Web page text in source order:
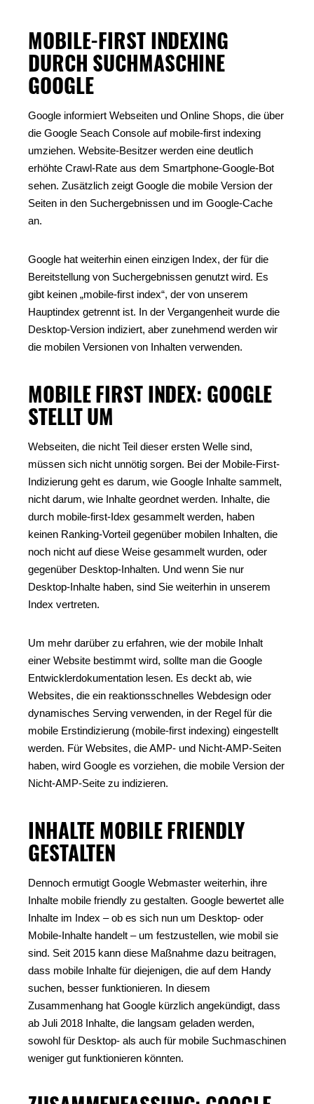
MOBILE-FIRST INDEXING
DURCH SUCHMASCHINE
GOOGLE
Google informiert Webseiten und Online Shops, die über
die Google Seach Console auf mobile-first indexing
umziehen. Website-Besitzer werden eine deutlich
erhöhte Crawl-Rate aus dem Smartphone-Google-Bot
sehen. Zusätzlich zeigt Google die mobile Version der
Seiten in den Suchergebnissen und im Google-Cache
an.
Google hat weiterhin einen einzigen Index, der für die
Bereitstellung von Suchergebnissen genutzt wird. Es
gibt keinen „mobile-first index“, der von unserem
Hauptindex getrennt ist. In der Vergangenheit wurde die
Desktop-Version indiziert, aber zunehmend werden wir
die mobilen Versionen von Inhalten verwenden.
MOBILE FIRST INDEX: GOOGLE
STELLT UM
Webseiten, die nicht Teil dieser ersten Welle sind,
müssen sich nicht unnötig sorgen. Bei der Mobile-First-
Indizierung geht es darum, wie Google Inhalte sammelt,
nicht darum, wie Inhalte geordnet werden. Inhalte, die
durch mobile-first-Idex gesammelt werden, haben
keinen Ranking-Vorteil gegenüber mobilen Inhalten, die
noch nicht auf diese Weise gesammelt wurden, oder
gegenüber Desktop-Inhalten. Und wenn Sie nur
Desktop-Inhalte haben, sind Sie weiterhin in unserem
Index vertreten.
Um mehr darüber zu erfahren, wie der mobile Inhalt
einer Website bestimmt wird, sollte man die Google
Entwicklerdokumentation lesen. Es deckt ab, wie
Websites, die ein reaktionsschnelles Webdesign oder
dynamisches Serving verwenden, in der Regel für die
mobile Erstindizierung (mobile-first indexing) eingestellt
werden. Für Websites, die AMP- und Nicht-AMP-Seiten
haben, wird Google es vorziehen, die mobile Version der
Nicht-AMP-Seite zu indizieren.
INHALTE MOBILE FRIENDLY
GESTALTEN
Dennoch ermutigt Google Webmaster weiterhin, ihre
Inhalte mobile friendly zu gestalten. Google bewertet alle
Inhalte im Index – ob es sich nun um Desktop- oder
Mobile-Inhalte handelt – um festzustellen, wie mobil sie
sind. Seit 2015 kann diese Maßnahme dazu beitragen,
dass mobile Inhalte für diejenigen, die auf dem Handy
suchen, besser funktionieren. In diesem
Zusammenhang hat Google kürzlich angekündigt, dass
ab Juli 2018 Inhalte, die langsam geladen werden,
sowohl für Desktop- als auch für mobile Suchmaschinen
weniger gut funktionieren könnten.